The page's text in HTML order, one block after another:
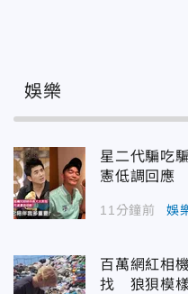
娛樂
星二代騙吃
憲低調回應
11分鐘前 娛
百萬網紅相
找 狼狽模